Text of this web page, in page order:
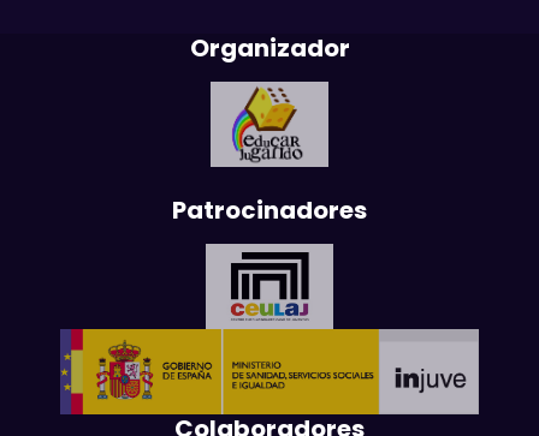
Organizador
Patrocinadores
Colaboradores